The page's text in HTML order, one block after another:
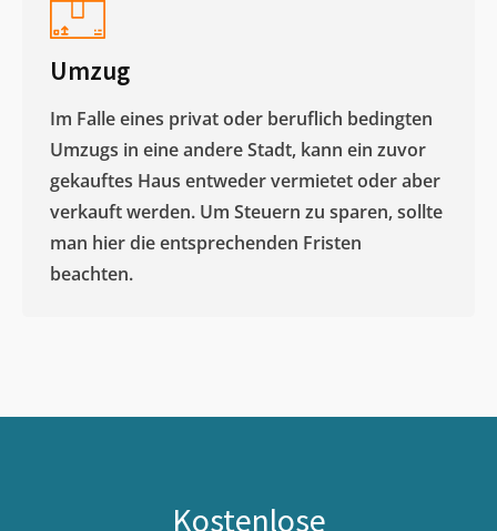
Umzug
Im Falle eines privat oder beruflich bedingten
Umzugs in eine andere Stadt, kann ein zuvor
gekauftes Haus entweder vermietet oder aber
verkauft werden. Um Steuern zu sparen, sollte
man hier die entsprechenden Fristen
beachten.
Kostenlose